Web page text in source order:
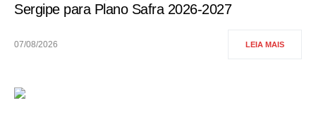
Sergipe para Plano Safra 2026-2027
07/08/2026 LEIA MAIS